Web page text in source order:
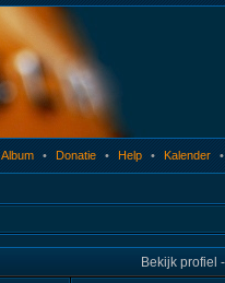
Album • Donatie • Help • Kalender •
Bekijk profiel